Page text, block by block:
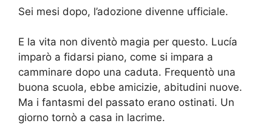
Sei mesi dopo, l’adozione divenne ufficiale.
E la vita non diventò magia per questo. Lucía
imparò a fidarsi piano, come si impara a
camminare dopo una caduta. Frequentò una
buona scuola, ebbe amicizie, abitudini nuove.
Ma i fantasmi del passato erano ostinati. Un
giorno tornò a casa in lacrime.